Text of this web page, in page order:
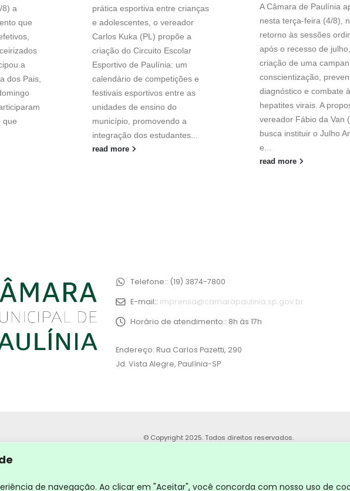
de navegação. Ao clicar em "Aceitar", você concorda com nosso uso de
8) a
que
a
dos Pais,
que
prática esportiva entre crianças
e adolescentes, o vereador
Carlos Kuka (PL) propõe a
criação do Circuito Escolar
Esportivo de Paulínia: um
calendário de competições e
festivais esportivos entre as
unidades de ensino do
município, promovendo a
integração dos estudantes...
read more
A Câmara de Paulínia
nesta terça-feira (4/8),
retorno às sessões
após o recesso de
criação de uma
conscientização,
diagnóstico e combate
hepatites virais. A
vereador Fábio da Van
busca instituir o Julho
e...
read more
Telefone:: (19) 3874-7800
E-mail:: imprensa@camarapaulinia.sp.gov.br
Horário de atendimento:: 8h às 17h
Endereço: Rua Carlos Pazetti, 290
Jd. Vista Alegre, Paulínia-SP
© Copyright 2025. Todos direitos reservados.